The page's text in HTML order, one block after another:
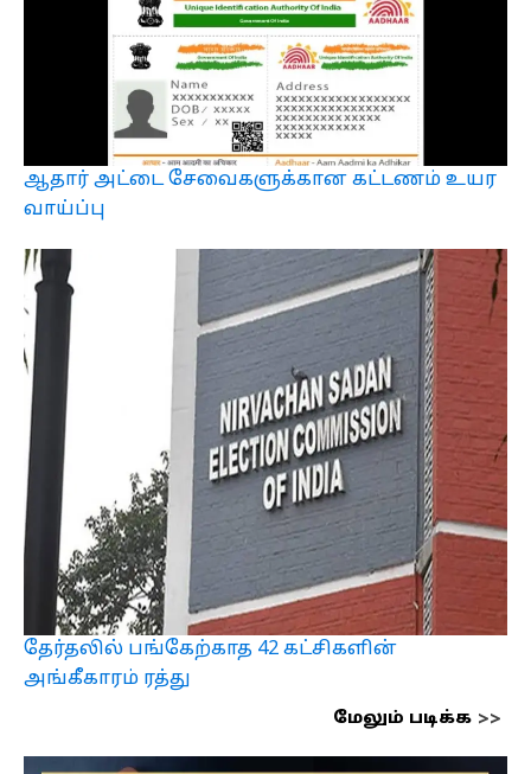
ஆதார் அட்டை சேவைகளுக்கான கட்டணம் உயர
வாய்ப்பு
தேர்தலில் பங்கேற்காத 42 கட்சிகளின்
அங்கீகாரம் ரத்து
மேலும் படிக்க